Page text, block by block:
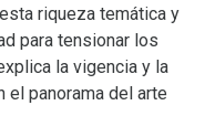
riqueza temática y
para tensionar los
la vigencia y la
el panorama del arte